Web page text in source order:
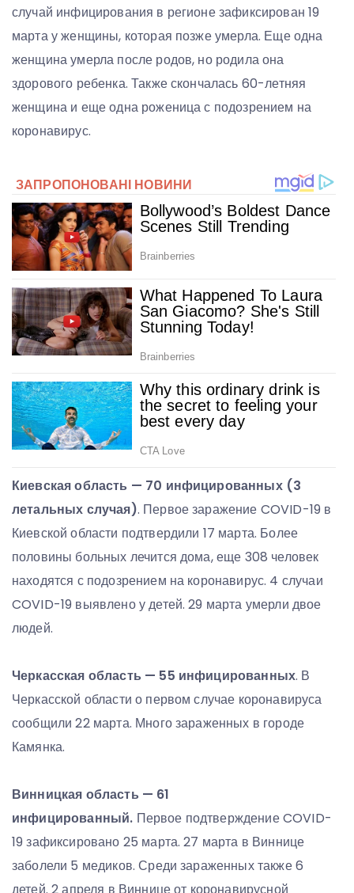
случай инфицирования в регионе зафиксирован 19
марта у женщины, которая позже умерла. Еще одна
женщина умерла после родов, но родила она
здорового ребенка. Также скончалась 60-летняя
женщина и еще одна роженица с подозрением на
коронавирус.
Киевская область — 70 инфицированных (3
летальных случая). Первое заражение COVID-19 в
Киевской области подтвердили 17 марта. Более
половины больных лечится дома, еще 308 человек
находятся с подозрением на коронавирус. 4 случаи
COVID-19 выявлено у детей. 29 марта умерли двое
людей.
Черкасская область — 55 инфицированных. В
Черкасской области о первом случае коронавируса
сообщили 22 марта. Много зараженных в городе
Камянка.
Винницкая область — 61
инфицированный. Первое подтверждение COVID-
19 зафиксировано 25 марта. 27 марта в Виннице
заболели 5 медиков. Среди зараженных также 6